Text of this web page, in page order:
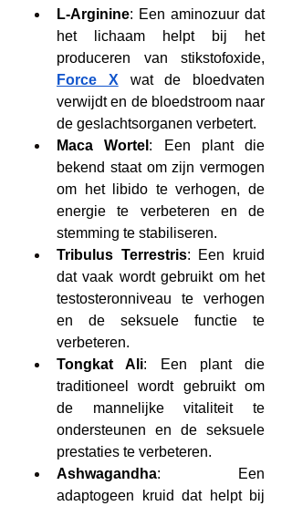
L-Arginine: Een aminozuur dat
het lichaam helpt bij het
Force X wat de bloedvaten
verwijdt en de bloedstroom naar
de geslachtsorganen verbetert.
Maca Wortel : Een plant die
bekend staat om zijn vermogen
om het libido te verhogen, de
energie te verbeteren en de
stemming te stabiliseren.
Tribulus Terrestris: Een kruid
dat vaak wordt gebruikt om het
testosteronniveau te verhogen
en de seksuele functie te
verbeteren.
Tongkat Ali: Een plant die
traditioneel wordt gebruikt om
de mannelijke vitaliteit te
ondersteunen en de seksuele
prestaties te verbeteren.
Ashwagandha: Een
adaptogeen kruid dat helpt bij